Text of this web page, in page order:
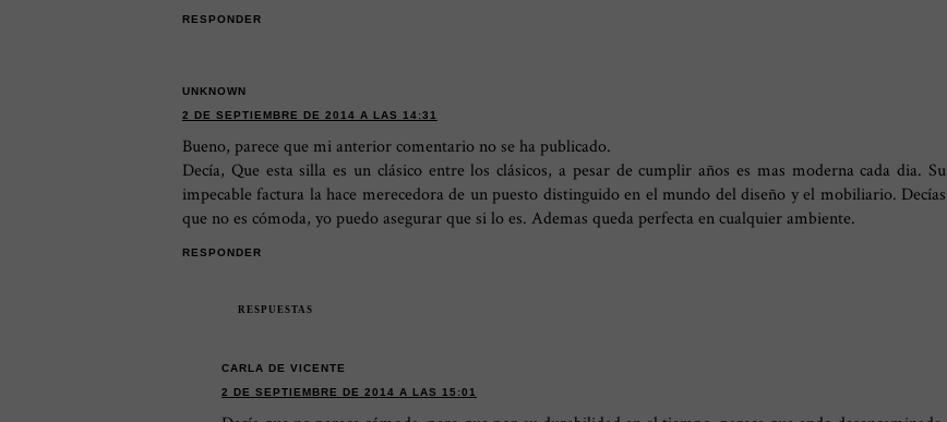
RESPONDER
UNKNOWN
2 DE SEPTIEMBRE DE 2014 A LAS 14:31
Bueno, parece que mi anterior comentario no se ha publicado.
Decía, Que esta silla es un clásico entre los clásicos, a pesar de cumplir años es mas moderna cada dia. Su
impecable factura la hace merecedora de un puesto distinguido en el mundo del diseño y el mobiliario. Decías
que no es cómoda, yo puedo asegurar que si lo es. Ademas queda perfecta en cualquier ambiente.
RESPONDER
RESPUESTAS
CARLA DE VICENTE
2 DE SEPTIEMBRE DE 2014 A LAS 15:01